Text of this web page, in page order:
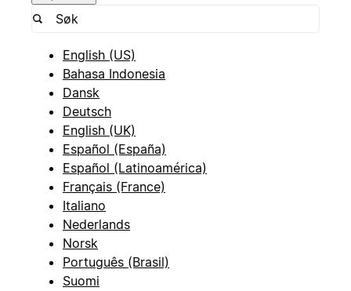
English (US)
Bahasa Indonesia
Dansk
Deutsch
English (UK)
Español (España)
Español (Latinoamérica)
Français (France)
Italiano
Nederlands
Norsk
Português (Brasil)
Suomi